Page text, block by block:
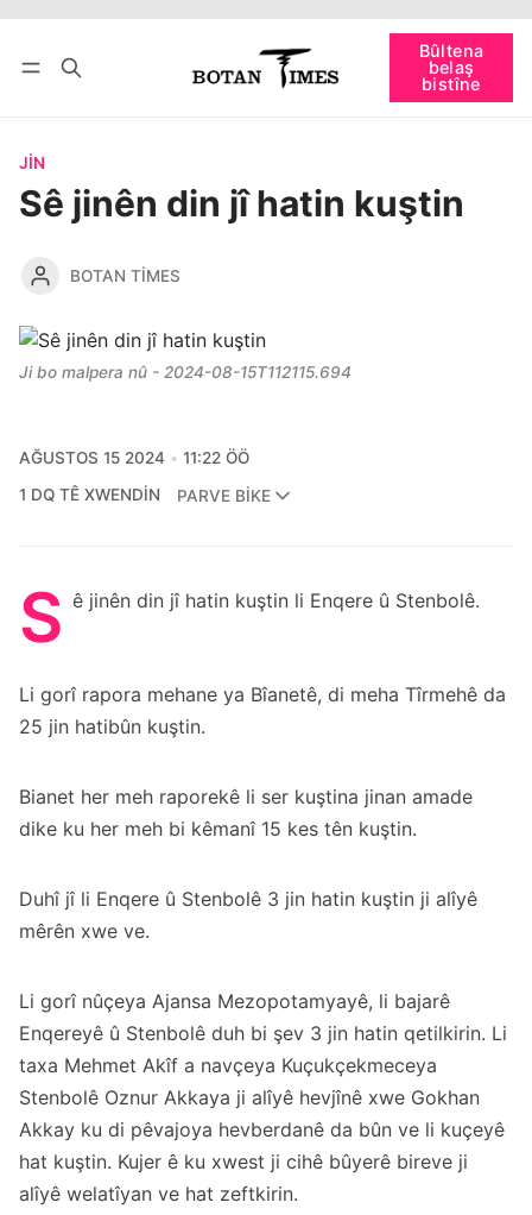
Bûltena
belaş
bistîne
bişopîne
JIN
Sê jinên din jî hatin kuştin
BOTAN TIMES
Ji bo malpera nû - 2024-08-15T112115.694
AĞUSTOS 15 2024
11:22 ÖÖ
1 DQ TÊ XWENDIN
PARVE BIKE
S ê jinên din jî hatin kuştin li Enqere û Stenbolê.
Li gorî rapora mehane ya Bîanetê, di meha Tîrmehê da
25 jin hatibûn kuştin.
Bianet her meh raporekê li ser kuştina jinan amade
dike ku her meh bi kêmanî 15 kes tên kuştin.
Duhî jî li Enqere û Stenbolê 3 jin hatin kuştin ji alîyê
mêrên xwe ve.
Li gorî nûçeya Ajansa Mezopotamyayê, li bajarê
Enqereyê û Stenbolê duh bi şev 3 jin hatin qetilkirin. Li
taxa Mehmet Akîf a navçeya Kuçukçekmeceya
Stenbolê Oznur Akkaya ji alîyê hevjînê xwe Gokhan
Akkay ku di pêvajoya hevberdanê da bûn ve li kuçeyê
hat kuştin. Kujer ê ku xwest ji cihê bûyerê bireve ji
alîyê welatîyan ve hat zeftkirin.